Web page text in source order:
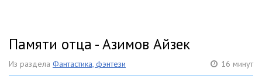
Памяти отца - Азимов Айзек
Из раздела Фантастика, фэнтези 16 минут